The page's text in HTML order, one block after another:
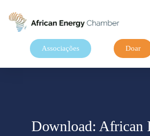
Associações Doar
Download: African